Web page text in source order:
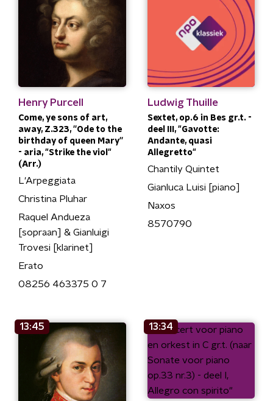
Henry Purcell
Come, ye sons of art,
away, Z.323, ''Ode to the
birthday of queen Mary''
- aria, "Strike the viol"
(Arr.)
L'Arpeggiata
Christina Pluhar
Raquel Andueza
[sopraan] & Gianluigi
Trovesi [klarinet]
Erato
08256 463375 0 7
Ludwig Thuille
Sextet, op.6 in Bes gr.t. -
deel III, "Gavotte:
Andante, quasi
Allegretto"
Chantily Quintet
Gianluca Luisi [piano]
Naxos
8570790
13:45 13:34